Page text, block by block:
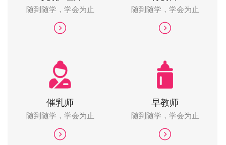
随到随学，学会为止 随到随学，学会为止
催乳师
随到随学，学会为止
早教师
随到随学，学会为止